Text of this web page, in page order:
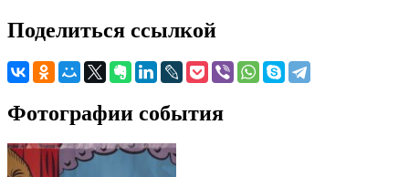
Поделиться ссылкой
Фотографии события